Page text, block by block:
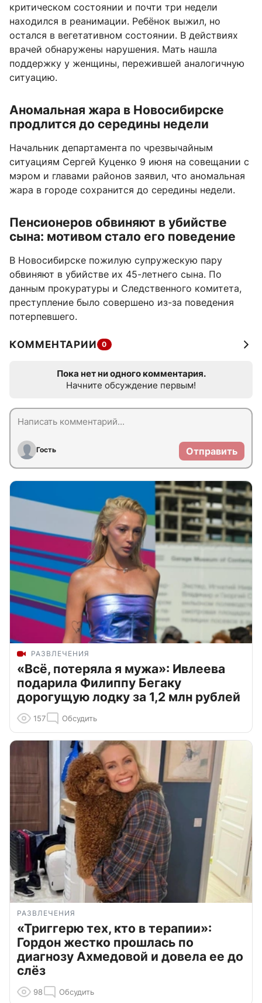
критическом состоянии и почти три недели
находился в реанимации. Ребёнок выжил, но
остался в вегетативном состоянии. В действиях
врачей обнаружены нарушения. Мать нашла
поддержку у женщины, пережившей аналогичную
ситуацию.
Аномальная жара в Новосибирске
продлится до середины недели
Начальник департамента по чрезвычайным
ситуациям Сергей Куценко 9 июня на совещании с
мэром и главами районов заявил, что аномальная
жара в городе сохранится до середины недели.
Пенсионеров обвиняют в убийстве
сына: мотивом стало его поведение
В Новосибирске пожилую супружескую пару
обвиняют в убийстве их 45-летнего сына. По
данным прокуратуры и Следственного комитета,
преступление было совершено из-за поведения
потерпевшего.
КОММЕНТАРИИ 0
Пока нет ни одного комментария.
Начните обсуждение первым!
Гость Отправить
РАЗВЛЕЧЕНИЯ
«Всё, потеряла я мужа»: Ивлеева
подарила Филиппу Бегаку
дорогущую лодку за 1,2 млн рублей
157 Обсудить
РАЗВЛЕЧЕНИЯ
«Триггерю тех, кто в терапии»:
Гордон жестко прошлась по
диагнозу Ахмедовой и довела ее до
слёз
98 Обсудить